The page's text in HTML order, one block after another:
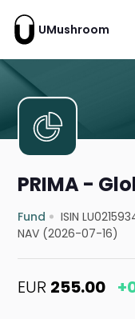
UMushroom
PRIMA -
Fund ISIN
NAV (2026-07-16)
EUR 255.00